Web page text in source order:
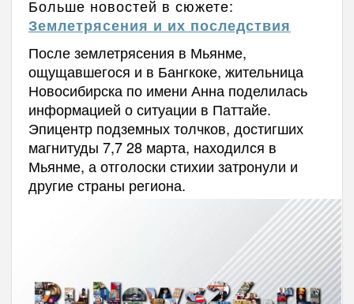
Больше новостей в сюжете:
Землетрясения и их последствия
После землетрясения в Мьянме,
ощущавшегося и в Бангкоке, жительница
Новосибирска по имени Анна поделилась
информацией о ситуации в Паттайе.
Эпицентр подземных толчков, достигших
магнитуды 7,7 28 марта, находился в
Мьянме, а отголоски стихии затронули и
другие страны региона.